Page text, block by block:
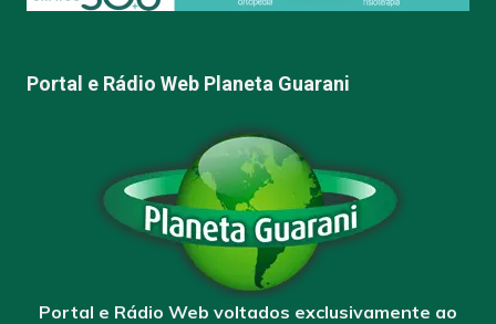
Portal e Rádio Web Planeta Guarani
Portal e Rádio Web voltados exclusivamente ao